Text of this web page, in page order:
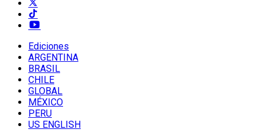
Ediciones
ARGENTINA
BRASIL
CHILE
GLOBAL
MÉXICO
PERU
US ENGLISH